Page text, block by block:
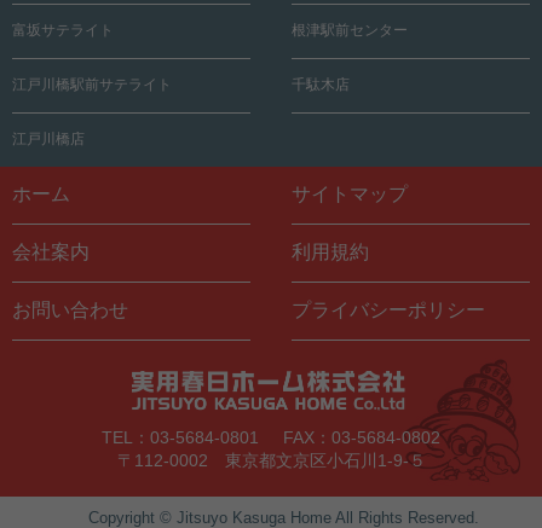
富坂サテライト 根津駅前センター
江戸川橋駅前サテライト 千駄木店
江戸川橋店
ホーム サイトマップ
会社案内 利用規約
お問い合わせ プライバシーポリシー
TEL：03-5684-0801
FAX：03-5684-0802
〒112-0002 東京都文京区小石川1-9-５
Copyright © Jitsuyo Kasuga Home All Rights Reserved.